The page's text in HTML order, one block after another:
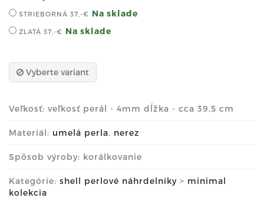
STRIEBORNÁ 37,-€ Na sklade
ZLATÁ 37,-€ Na sklade
Vyberte variant
Veľkosť: veľkosť perál - 4mm dĺžka - cca 39,5 cm
Materiál: umelá perla, nerez
Spôsob výroby: korálkovanie
Kategórie: shell perlové náhrdelníky > minimal
kolekcia